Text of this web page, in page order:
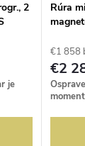
2
je
Rúra
€1 858
€2